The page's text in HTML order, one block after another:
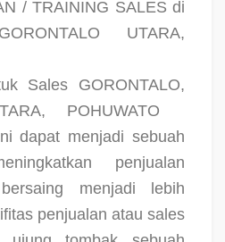
/ TRAINING SALES di
UTARA,
Sales GORONTALO,
POHUWATO
dapat menjadi sebuah
penjualan
menjadi lebih
penjualan atau sales